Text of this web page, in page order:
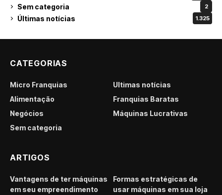
Sem categoria 2
Últimas notícias 1.325
CATEGORIAS
Micro Franquias
Últimas notícias
Alimentação
Franquias Baratas
Negócios
Máquinas Lucrativas
Sem categoria
ARTIGOS
Vantagens de ter máquinas
em seu empreendimento
Formas estratégicas de
usar máquinas em sua loja